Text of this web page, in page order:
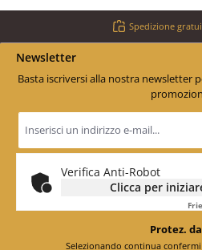
Spedizione
Newsletter
Basta iscriversi alla nostra newsletter
*
Verifica Anti-Robot
Clicca per
Protez.